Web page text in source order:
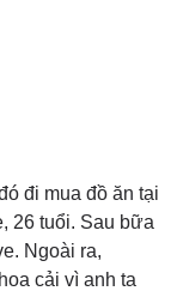
đi mua đồ ăn tại
26 tuổi. Sau bữa
Ngoài ra,
cải vì anh ta